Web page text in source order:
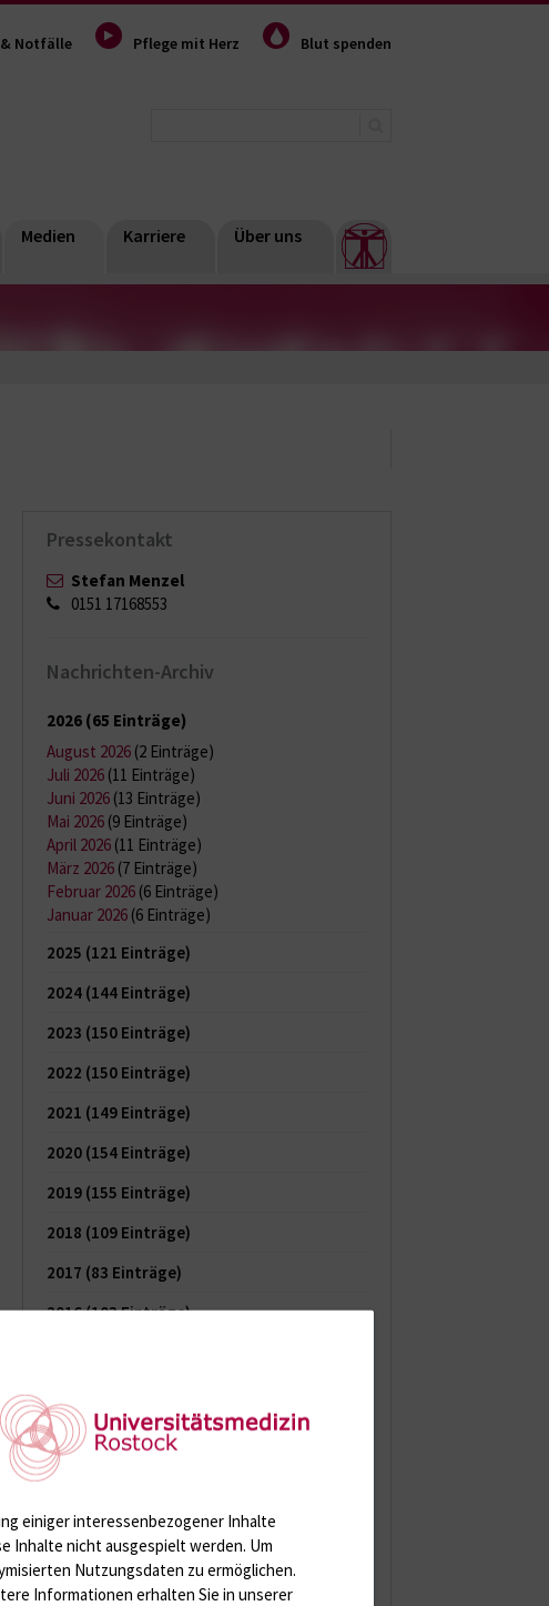
Notfälle Pflege mit Herz Blut spenden
Medien Karriere Über uns
Pressekontakt
Stefan Menzel
0151 17168553
Nachrichten-Archiv
2026 (65 Einträge)
August 2026 (2 Einträge)
Juli 2026 (11 Einträge)
Juni 2026 (13 Einträge)
Mai 2026 (9 Einträge)
April 2026 (11 Einträge)
März 2026 (7 Einträge)
Februar 2026 (6 Einträge)
Januar 2026 (6 Einträge)
2025 (121 Einträge)
2024 (144 Einträge)
2023 (150 Einträge)
2022 (150 Einträge)
2021 (149 Einträge)
2020 (154 Einträge)
2019 (155 Einträge)
2018 (109 Einträge)
2017 (83 Einträge)
2016(103 Einträge)
2013(62 Einträge)
2012
2011 (74 Einträge)
2010(84 Einträge)
2009(77 Einträge)
einiger interessenbezogener Inhalte
Inhalte nicht ausgespielt werden. Um
Nutzungsdaten zu ermöglichen.
Informationen erhalten Sie in unserer